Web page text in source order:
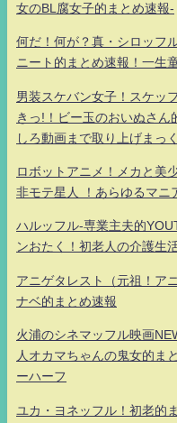
女のBL腐女子的まとめ速報-
何だ！何が？真・シロッ
ニート的まとめ速報！一生
男装スケバン女子！スケッ
きっ!！ビー玉のおいぬさ
しろ動画まで取り上げまっ
ロボットアニメ！メカと美
非モテ星人 ！あらゆるマニ
ハルッフル-専業主夫的
ンおたく！初老人の介護生
アニゲタレスト（元祖！ア
ナベ的まとめ速報
火浦のシネマッフル映画
人オカマちゃんの鬼女的ま
ーハーフ
ユカ・ヨネッフル！初老的